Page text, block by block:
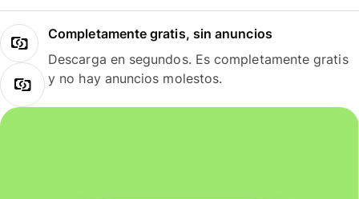
Completamente gratis, sin anuncios
Descarga en segundos. Es completamente gratis
y no hay anuncios molestos.